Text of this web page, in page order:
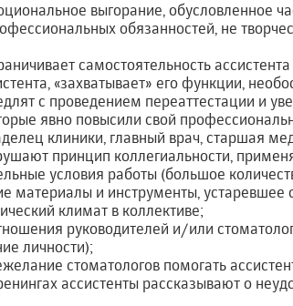
выгорание, обусловленное
обязанностей, не
самостоятельность
«захватывает» его функции,
с проведением переаттестации и
явно повысили свой
клиники, главный врач, старшая
принцип коллегиальности,
условия работы (большое
материалы и инструменты, устаревшее
климат в коллективе;
руководителей и/или
личности);
стоматологов помогать
ассистенты рассказывают о